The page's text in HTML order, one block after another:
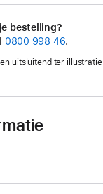
bestelling?
0800 998 46.
uitsluitend ter illustratie.